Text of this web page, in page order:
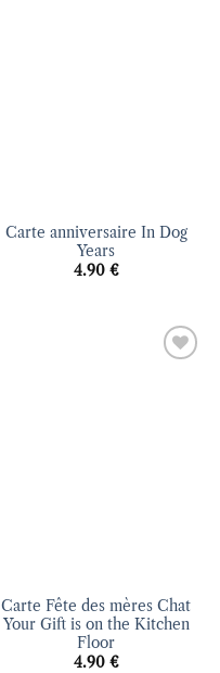
Carte anniversaire In Dog
Years
4.90 €
Carte Fête des mères Chat
Your Gift is on the Kitchen
Floor
4.90 €